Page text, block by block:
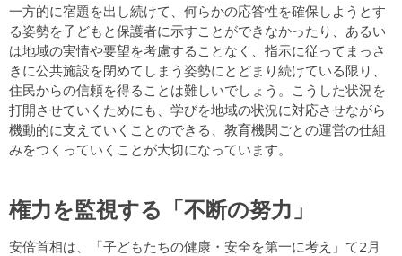
一方的に宿題を出し続けて、何らかの応答性を確保しようとす
る姿勢を子どもと保護者に示すことができなかったり、あるい
は地域の実情や要望を考慮することなく、指示に従ってまっさ
きに公共施設を閉めてしまう姿勢にとどまり続けている限り、
住民からの信頼を得ることは難しいでしょう。こうした状況を
打開させていくためにも、学びを地域の状況に対応させながら
機動的に支えていくことのできる、教育機関ごとの運営の仕組
みをつくっていくことが大切になっています。
権力を監視する「不断の努力」
安倍首相は、「子どもたちの健康・安全を第一に考え」て2月